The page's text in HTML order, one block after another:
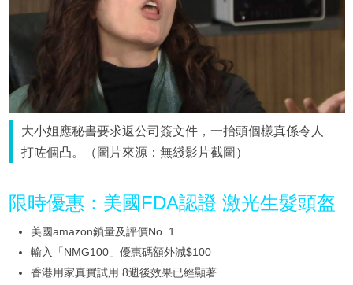
大小姐應秘書要求返公司簽文件，一抬頭個樣真係令人
打咗個凸。（圖片來源：無綫影片截圖）
限時優惠：美國FDA認證 激光生髮頭盔
美國amazon鎖量及評價No. 1
輸入「NMG100」優惠碼額外減$100
香港用家真實試用 8週後效果已經顯著